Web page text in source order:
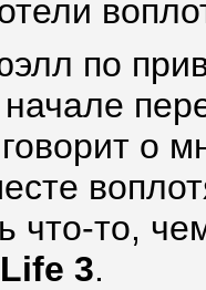
по
о
что-то,
3.